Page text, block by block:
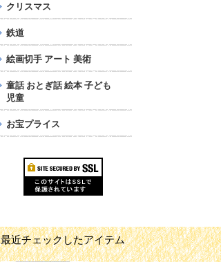
クリスマス
鉄道
絵画切手 アート 美術
童話 おとぎ話 絵本 子ども
児童
お宝プライス
最近チェックしたアイテム